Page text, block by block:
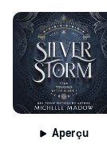
Aperçu